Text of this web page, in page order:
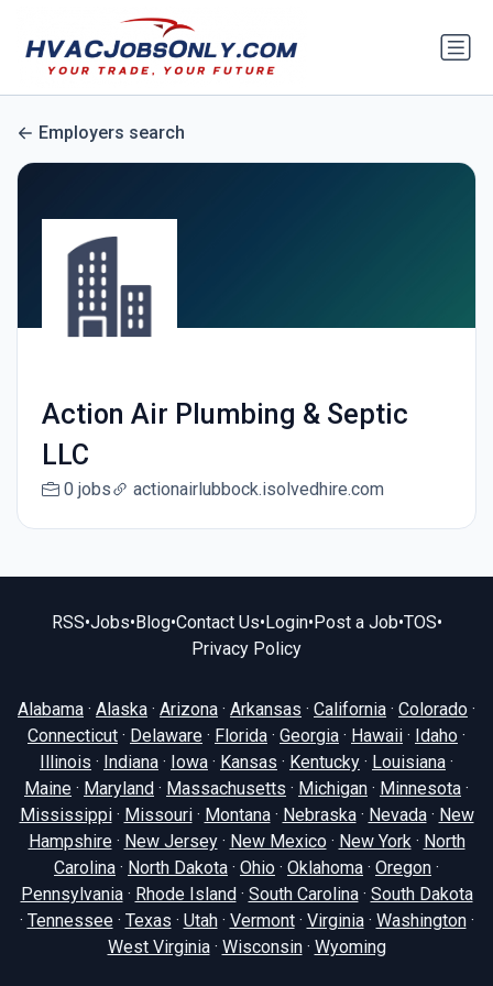
Employers search
Action Air Plumbing & Septic
LLC
0 jobs actionairlubbock.isolvedhire.com
RSS•Jobs• Blog•Contact Us• Login• Post a Job•TOS•
Privacy Policy
Alabama · Alaska · Arizona · Arkansas · California · Colorado ·
Connecticut · Delaware · Florida · Georgia · Hawaii · Idaho ·
Illinois · Indiana · Iowa · Kansas · Kentucky · Louisiana ·
Maine · Maryland · Massachusetts · Michigan · Minnesota ·
Mississippi· Missouri· Montana· Nebraska· Nevada· New
Hampshire· New Jersey· New Mexico· New York · North
Carolina · North Dakota · Ohio · Oklahoma · Oregon ·
Pennsylvania· Rhode Island· South Carolina· South Dakota
· Tennessee· Texas · Utah· Vermont· Virginia· Washington·
West Virginia· Wisconsin· Wyoming